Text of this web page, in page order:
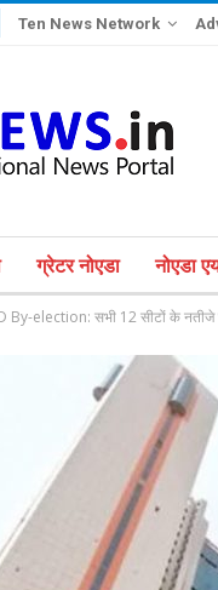
Ten News Network
ग्रेटर नोएडा नोएडा
By-election: सभी 12 सीटों के नतीजे